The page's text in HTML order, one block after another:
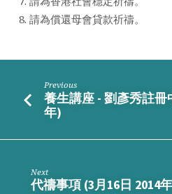
2014
年)
8. 請為償還母會貸款祈禱。
Previous
養生講座 - 劉彥秀註冊
年)
Next
代禱事項 (3月16日 2014